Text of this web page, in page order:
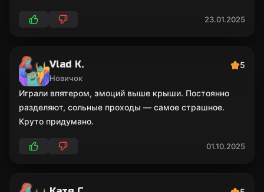
23.01.2025
Vlad K.
Новичок
5
Играли впятером, эмоций выше крыши. Постоянно
разделяют, сольные проходы — самое страшное.
Круто придумано.
01.10.2025